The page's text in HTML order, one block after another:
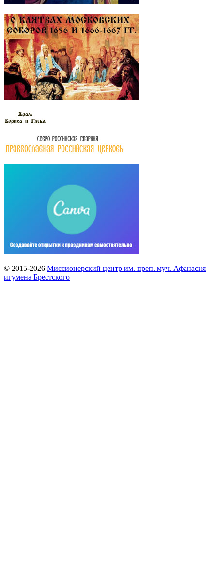
© 2015-2026 Миссионерский центр им. преп. муч. Афанасия
игумена Брестского